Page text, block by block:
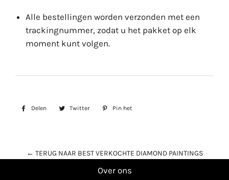
Alle bestellingen worden verzonden met een
trackingnummer, zodat u het pakket op elk
moment kunt volgen.
Delen
Delen
Twitter
TwitterenPin het
← TERUG NAAR BEST VERKOCHTE DIAMOND PAINTINGS
Over ons